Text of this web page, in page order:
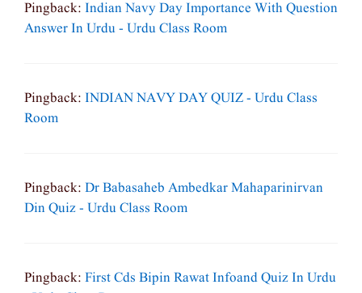
Pingback: Indian Navy Day Importance With Question
Answer In Urdu - Urdu Class Room
Pingback: INDIAN NAVY DAY QUIZ - Urdu Class
Room
Pingback: Dr Babasaheb Ambedkar Mahaparinirvan
Din Quiz - Urdu Class Room
Pingback: First Cds Bipin Rawat Infoand Quiz In Urdu